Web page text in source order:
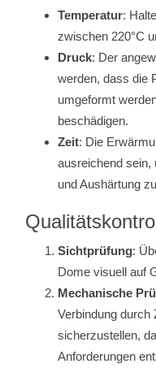
Temperatur:
zwischen 220°C
Druck: Der
werden, dass die
umgeformt
beschädigen.
Zeit: Die
ausreichend sein,
und Aushärtung
Sichtprüfung:
Dome visuell auf
Mechanische
Verbindung durch
sicherzustellen,
Anforderungen